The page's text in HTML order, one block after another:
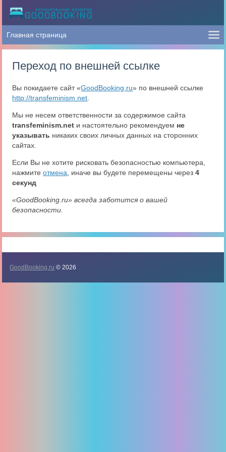
Переход по внешней ссылке
Вы покидаете сайт «GoodBooking.ru» по внешней ссылке
http://transfeminism.net
Мы не несем ответственности за содержимое сайта
transfeminism.net и настоятельно рекомендуем не
указывать никаких своих личных данных на сторонних
сайтах.
Если Вы не хотите рисковать безопасностью компьютера,
нажмитеотмена , иначе вы будете перемещены через4
секунд
«GoodBooking.ru» всегда заботится о вашей
безопасности.
GoodBooking.ru © 2026